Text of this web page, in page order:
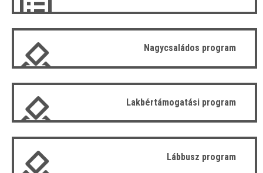
Nagycsaládos program
Lakbértámogatási program
Lábbusz program